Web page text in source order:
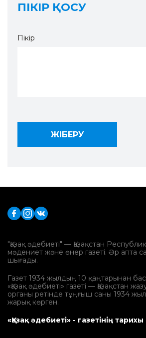
ПІКІР ҚОСУ
Пікір
"Қазақ әдебиеті" — Қазақстан
мәдениет және өнер газеті. Әр апта
шығады.
Газет 1934 жылдың 10 қаңтарынан
«Қазақ әдебиеті» газеті — Қазақстан
органы ретінде тұңғыш саны 1934
жарық көрген.
«Қазақ әдебиеті» - газетінің тарихы